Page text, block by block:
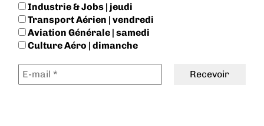
Industrie & Jobs | jeudi
Transport Aérien | vendredi
Aviation Générale | samedi
Culture Aéro | dimanche